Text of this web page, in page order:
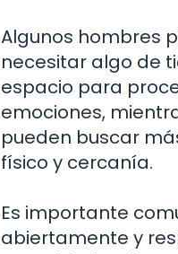
Algunos hombres
necesitar algo de
espacio para
emociones,
pueden buscar
físico y cercanía.
Es importante
abiertamente y